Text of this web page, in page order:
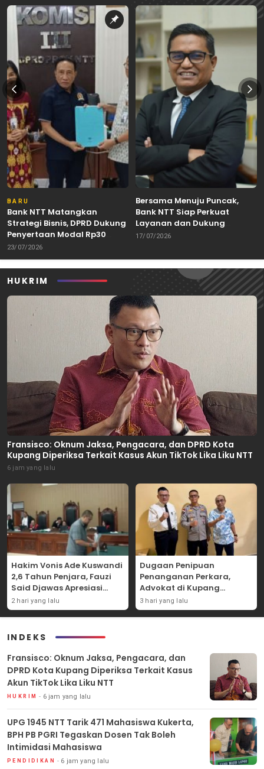
BARU
Bank NTT Matangkan
Strategi Bisnis, DPRD Dukung
Penyertaan Modal Rp30
Miliar
23/07/2026
Bersama Menuju Puncak,
Bank NTT Siap Perkuat
Layanan dan Dukung
Pertumbuhan Ekonomi NTT
17/07/2026
HUKRIM
Fransisco: Oknum Jaksa, Pengacara, dan DPRD Kota
Kupang Diperiksa Terkait Kasus Akun TikTok Lika Liku NTT
6 jam yang lalu
Hakim Vonis Ade Kuswandi
2,6 Tahun Penjara, Fauzi
Said Djawas Apresiasi
Putusan
2 hari yang lalu
Dugaan Penipuan
Penanganan Perkara,
Advokat di Kupang
Dilaporkan ke Polda NTT
3 hari yang lalu
INDEKS
Fransisco: Oknum Jaksa, Pengacara, dan
DPRD Kota Kupang Diperiksa Terkait Kasus
Akun TikTok Lika Liku NTT
HUKRIM 6 jam yang lalu
UPG 1945 NTT Tarik 471 Mahasiswa Kukerta,
BPH PB PGRI Tegaskan Dosen Tak Boleh
Intimidasi Mahasiswa
PENDIDIKAN 6 jam yang lalu